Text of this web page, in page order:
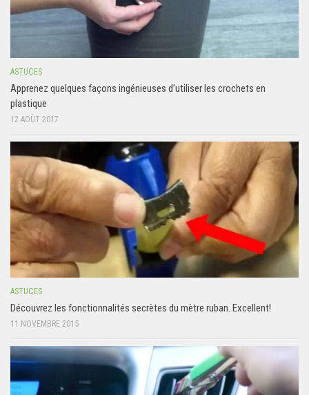
ASTUCES
Apprenez quelques façons ingénieuses d’utiliser les crochets en
plastique
12 AOÛT 2017
ASTUCES
Découvrez les fonctionnalités secrètes du mètre ruban. Excellent!
11 NOVEMBRE 2015